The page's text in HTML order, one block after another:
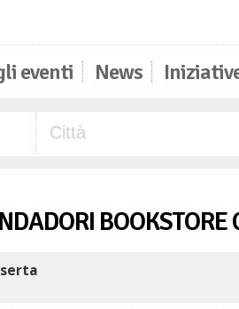
eventi News
BOOKSTORE